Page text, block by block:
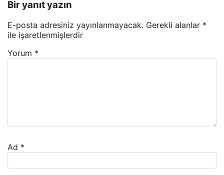
Bir yanıt yazın
E-posta adresiniz yayınlanmayacak. Gerekli alanlar *
ile işaretlenmişlerdir
Yorum *
Ad *